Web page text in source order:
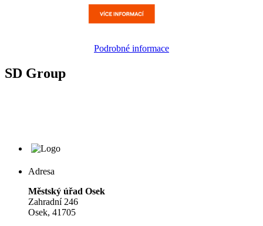
Podrobné informace
SD Group
Adresa
Městský úřad Osek
Zahradní 246
Osek, 41705